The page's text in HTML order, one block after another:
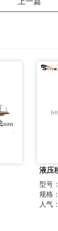
液压
型号
规格：
人气